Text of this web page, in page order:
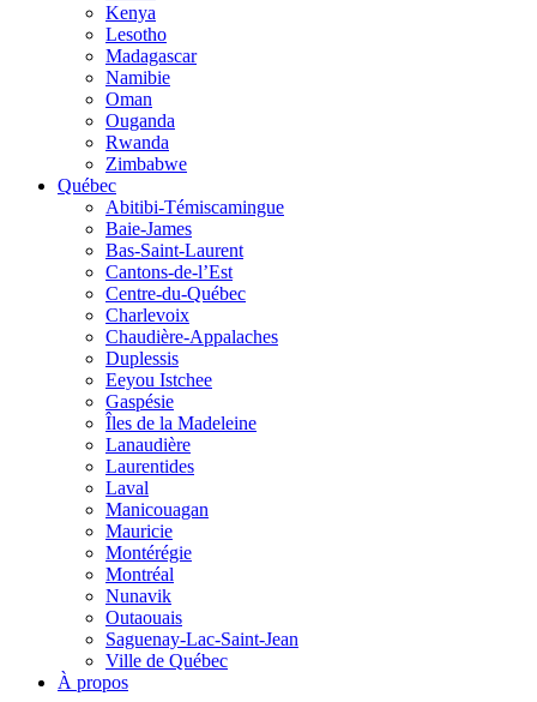
Kenya
Lesotho
Madagascar
Namibie
Oman
Ouganda
Rwanda
Zimbabwe
Québec
Abitibi-Témiscamingue
Baie-James
Bas-Saint-Laurent
Cantons-de-l’Est
Centre-du-Québec
Charlevoix
Chaudière-Appalaches
Duplessis
Eeyou Istchee
Gaspésie
Îles de la Madeleine
Lanaudière
Laurentides
Laval
Manicouagan
Mauricie
Montérégie
Montréal
Nunavik
Outaouais
Saguenay-Lac-Saint-Jean
Ville de Québec
À propos